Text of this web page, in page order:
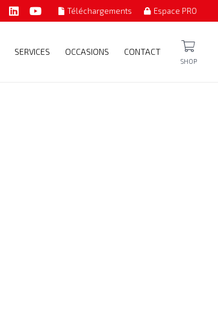
Téléchargements Espace PRO
SERVICES OCCASIONS CONTACT
SHOP